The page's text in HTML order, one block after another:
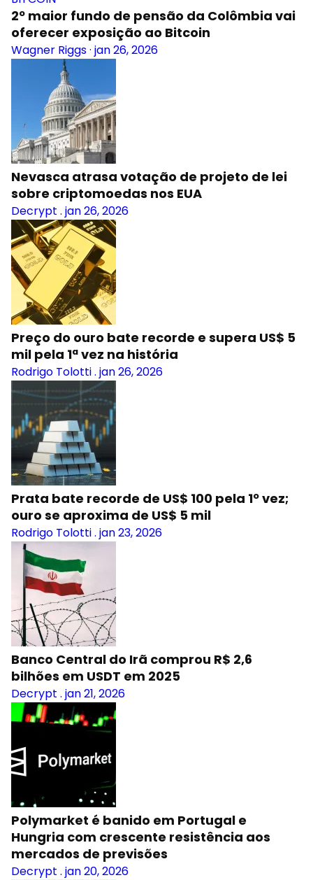
2º maior fundo de pensão da Colômbia vai
oferecer exposição ao Bitcoin
Wagner Riggs· jan 26, 2026
Nevasca atrasa votação de projeto de lei
sobre criptomoedas nos EUA
Decrypt . jan 26, 2026
Preço do ouro bate recorde e supera US$ 5
mil pela 1ª vez na história
Rodrigo Tolotti. jan 26, 2026
Prata bate recorde de US$ 100 pela 1º vez;
ouro se aproxima de US$ 5 mil
Rodrigo Tolotti. jan 23, 2026
Banco Central do Irã comprou R$ 2,6
bilhões em USDT em 2025
Decrypt . jan 21, 2026
Polymarket é banido em Portugal e
Hungria com crescente resistência aos
mercados de previsões
Decrypt . jan 20, 2026